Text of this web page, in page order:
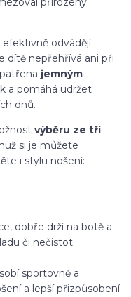
efektivně odvádějí
dítě nepřehřívá ani při
jemným
a pomáhá udržet
dnů.
výběru ze tří
si je můžete
i stylu nošení:
dobře drží na botě a
či nečistot.
sportovně a
a lepší přizpůsobení